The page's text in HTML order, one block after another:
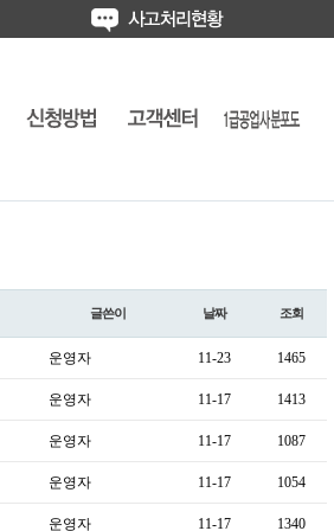
글쓴이 날짜 조회
운영자 11-23 1465
운영자 11-17 1413
운영자 11-17 1087
운영자 11-17 1054
운영자 11-17 1340